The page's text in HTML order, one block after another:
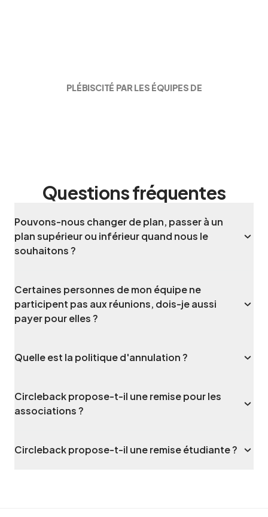
PLÉBISCITÉ PAR LES ÉQUIPES DE
Questions fréquentes
Pouvons-nous changer de plan, passer à un
plan supérieur ou inférieur quand nous le
souhaitons ?
Certaines personnes de mon équipe ne
participent pas aux réunions, dois-je aussi
payer pour elles ?
Quelle est la politique d'annulation ?
Circleback propose-t-il une remise pour les
associations ?
Circleback propose-t-il une remise étudiante ?